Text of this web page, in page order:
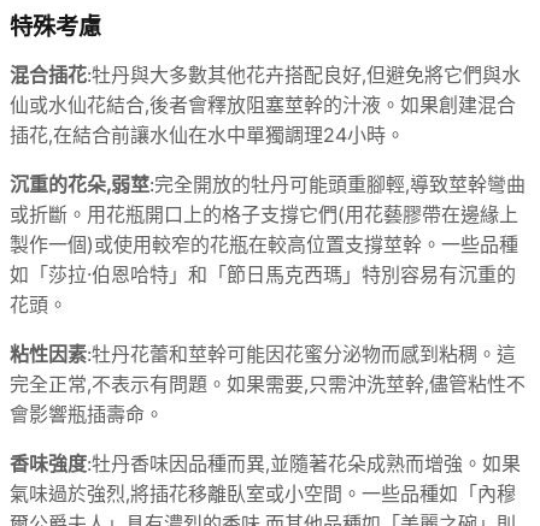
特殊考慮
混合插花:牡丹與大多數其他花卉搭配良好,但避免將它們與水
仙或水仙花結合,後者會釋放阻塞莖幹的汁液。如果創建混合
插花,在結合前讓水仙在水中單獨調理24小時。
沉重的花朵,弱莖:完全開放的牡丹可能頭重腳輕,導致莖幹彎曲
或折斷。用花瓶開口上的格子支撐它們(用花藝膠帶在邊緣上
製作一個)或使用較窄的花瓶在較高位置支撐莖幹。一些品種
如「莎拉·伯恩哈特」和「節日馬克西瑪」特別容易有沉重的
花頭。
粘性因素:牡丹花蕾和莖幹可能因花蜜分泌物而感到粘稠。這
完全正常,不表示有問題。如果需要,只需沖洗莖幹,儘管粘性不
會影響瓶插壽命。
香味強度:牡丹香味因品種而異,並隨著花朵成熟而增強。如果
氣味過於強烈,將插花移離臥室或小空間。一些品種如「內穆